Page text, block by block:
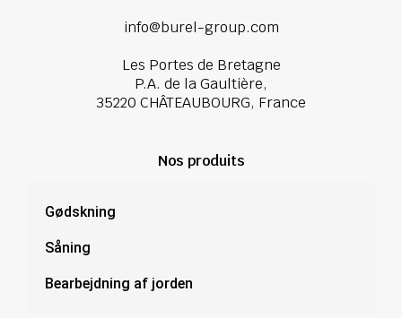
info@burel-group.com
Les Portes de Bretagne
P.A. de la Gaultière,
35220 CHÂTEAUBOURG, France
Nos produits
Gødskning
Såning
Bearbejdning af jorden